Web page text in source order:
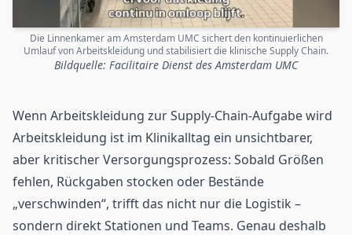
Die Linnenkamer am Amsterdam UMC sichert den kontinuierlichen
Umlauf von Arbeitskleidung und stabilisiert die klinische Supply Chain.
Bildquelle: Facilitaire Dienst des Amsterdam UMC
Wenn Arbeitskleidung zur Supply-Chain-Aufgabe wird
Arbeitskleidung ist im Klinikalltag ein unsichtbarer,
aber kritischer Versorgungsprozess: Sobald Größen
fehlen, Rückgaben stocken oder Bestände
„verschwinden“, trifft das nicht nur die Logistik –
sondern direkt Stationen und Teams. Genau deshalb